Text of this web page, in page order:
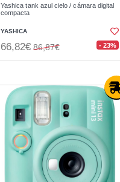
Yashica tank azul cielo / cámara digital
compacta
YASHICA
66,82€ 86,87€ - 23%